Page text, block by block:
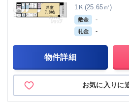
1Ｋ(25.65㎡)
敷金 -
礼金 -
物件詳細
お気に入りに